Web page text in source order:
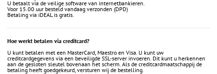
U betaalt via de veilige software van internetbankieren.
Voor 15.00 uur besteld vandaag verzonden (DPD)
Betaling via iDEAL is gratis.
Hoe werkt betalen via creditcard?
U kunt betalen met een MasterCard, Maestro en Visa. U kunt uw
creditcardgegevens via een beveiligde SSL-server invoeren. Dit kunt u herkennen
aan de gesloten sleutel bovenaan het scherm. Als de creditcardmaatschappij de
betaling heeft goedgekeurd, versturen wij de bestelling.